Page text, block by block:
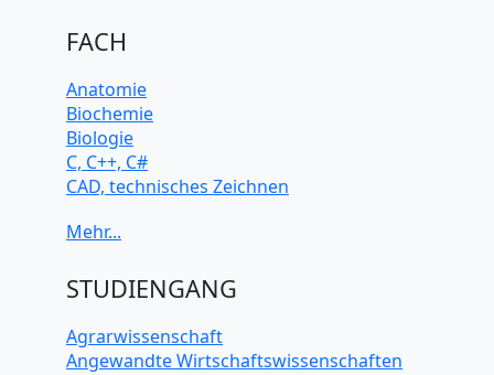
Universitätsvorbereitung
FACH
Anatomie
Biochemie
C, C++, C#
Chemie
Cybersicherheit
Elektrotechnik
STUDIENGANG